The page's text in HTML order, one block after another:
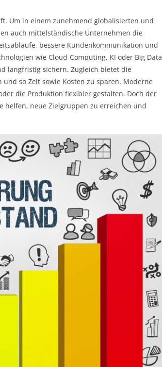
Um in einem zunehmend globalisierten und
auch mittelständische Unternehmen die
bessere Kundenkommunikation und
wie Cloud-Computing, KI oder Big Data
langfristig sichern. Zugleich bietet die
so Zeit sowie Kosten zu sparen. Moderne
die Produktion flexibler gestalten. Doch der
helfen, neue Zielgruppen zu erreichen und